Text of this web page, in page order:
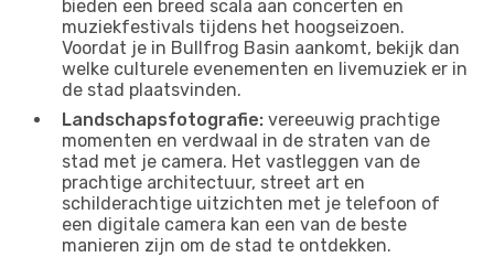
bieden een breed scala aan concerten en
muziekfestivals tijdens het hoogseizoen.
Voordat je in Bullfrog Basin aankomt, bekijk dan
welke culturele evenementen en livemuziek er in
de stad plaatsvinden.
Landschapsfotografie: vereeuwig prachtige
momenten en verdwaal in de straten van de
stad met je camera. Het vastleggen van de
prachtige architectuur, street art en
schilderachtige uitzichten met je telefoon of
een digitale camera kan een van de beste
manieren zijn om de stad te ontdekken.